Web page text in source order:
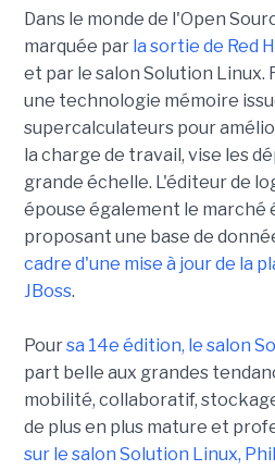
Dans le monde de l'Open
marquée par la sortie de Red
et par le salon Solution Linux.
une technologie mémoire
supercalculateurs pour
la charge de travail, vise les
grande échelle. L'éditeur de
épouse également le marché
proposant une base de
cadre d'une mise à jour de la
JBoss.
Poursa 14e édition, le salon
part belle aux grandes
mobilité, collaboratif,
de plus en plus mature et
sur le salon Solution Linux,